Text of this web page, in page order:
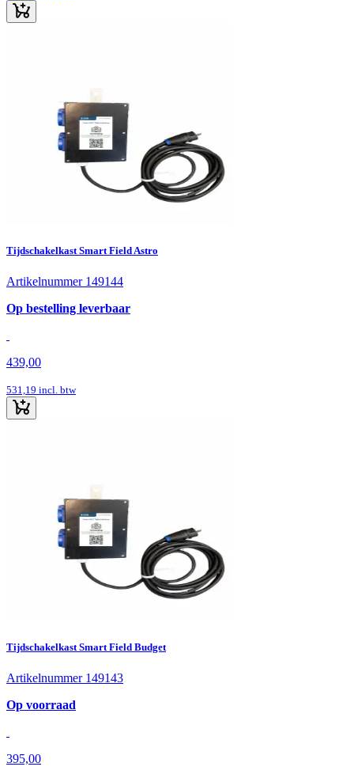
Tijdschakelkast Smart Field Astro
Artikelnummer 149144
Op bestelling leverbaar
439,00
531,19 incl. btw
Tijdschakelkast Smart Field Budget
Artikelnummer 149143
Op voorraad
395,00